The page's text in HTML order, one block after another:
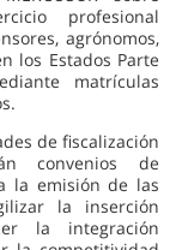
profesional
agrónomos,
los Estados Parte
matrículas
de fiscalización
convenios de
la emisión de las
la inserción
la integración